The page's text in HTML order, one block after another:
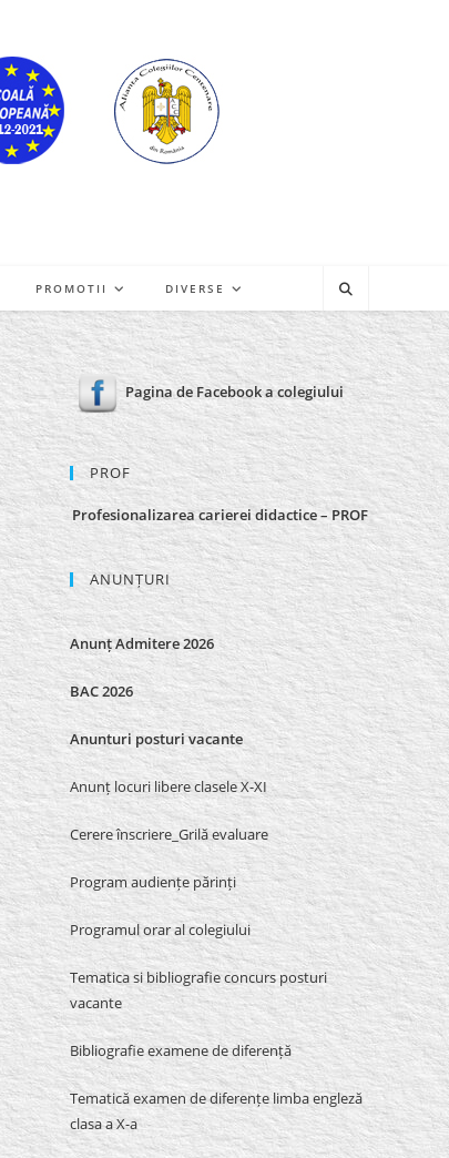
PROMOTII DIVERSE
Pagina de Facebook a colegiului
PROF
Profesionalizarea carierei didactice – PROF
ANUNȚURI
Anunț Admitere 2026
BAC 2026
Anunturi posturi vacante
Anunț locuri libere clasele X-XI
Cerere înscriere_Grilă evaluare
Program audiențe părinți
Programul orar al colegiului
Tematica si bibliografie concurs posturi
vacante
Bibliografie examene de diferență
Tematică examen de diferențe limba engleză
clasa a X-a